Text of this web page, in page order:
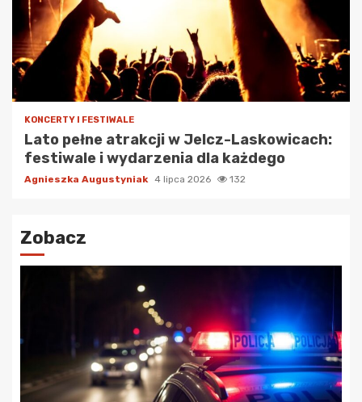
KONCERTY I FESTIWALE
Lato pełne atrakcji w Jelcz-Laskowicach:
festiwale i wydarzenia dla każdego
Agnieszka Augustyniak 4 lipca 2026 132
Zobacz